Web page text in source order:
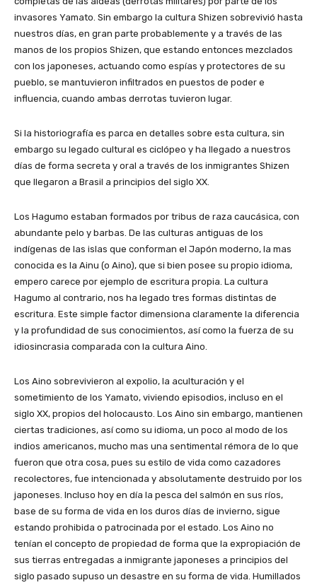
invasores Yamato. Sin embargo la cultura Shizen sobrevivió hasta
nuestros días, en gran parte probablemente y a través de las
manos de los propios Shizen, que estando entonces mezclados
con los japoneses, actuando como espías y protectores de su
pueblo, se mantuvieron infiltrados en puestos de poder e
influencia, cuando ambas derrotas tuvieron lugar.
Si la historiografía es parca en detalles sobre esta cultura, sin
embargo su legado cultural es ciclópeo y ha llegado a nuestros
días de forma secreta y oral a través de los inmigrantes Shizen
que llegaron a Brasil a principios del siglo XX.
Los Hagumo estaban formados por tribus de raza caucásica, con
abundante pelo y barbas. De las culturas antiguas de los
indígenas de las islas que conforman el Japón moderno, la mas
conocida es la Ainu (o Aino), que si bien posee su propio idioma,
empero carece por ejemplo de escritura propia. La cultura
Hagumo al contrario, nos ha legado tres formas distintas de
escritura. Este simple factor dimensiona claramente la diferencia
y la profundidad de sus conocimientos, así como la fuerza de su
idiosincrasia comparada con la cultura Aino.
Los Aino sobrevivieron al expolio, la aculturación y el
sometimiento de los Yamato, viviendo episodios, incluso en el
siglo XX, propios del holocausto. Los Aino sin embargo, mantienen
ciertas tradiciones, así como su idioma, un poco al modo de los
indios americanos, mucho mas una sentimental rémora de lo que
fueron que otra cosa, pues su estilo de vida como cazadores
recolectores, fue intencionada y absolutamente destruido por los
japoneses. Incluso hoy en día la pesca del salmón en sus ríos,
base de su forma de vida en los duros días de invierno, sigue
estando prohibida o patrocinada por el estado. Los Aino no
tenían el concepto de propiedad de forma que la expropiación de
sus tierras entregadas a inmigrante japoneses a principios del
siglo pasado supuso un desastre en su forma de vida. Humillados